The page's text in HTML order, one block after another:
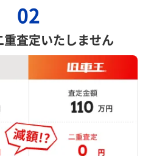
02
重査定いたしません